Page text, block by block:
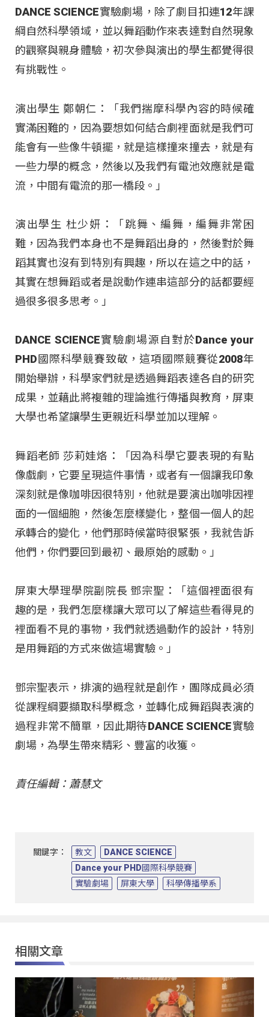
DANCE SCIENCE實驗劇場，除了劇目扣連12年課
綱自然科學領域，並以舞蹈動作來表達對自然現象
的觀察與親身體驗，初次參與演出的學生都覺得很
有挑戰性。
演出學生 鄭朝仁：「我們揣摩科學內容的時候確
實滿困難的，因為要想如何結合劇裡面就是我們可
能會有一些像牛頓擺，就是這樣撞來撞去，就是有
一些力學的概念，然後以及我們有電池效應就是電
流，中間有電流的那一橋段。」
演出學生 杜少妍：「跳舞、編舞，編舞非常困
難，因為我們本身也不是舞蹈出身的，然後對於舞
蹈其實也沒有到特別有興趣，所以在這之中的話，
其實在想舞蹈或者是說動作連串這部分的話都要經
過很多很多思考。」
DANCE SCIENCE實驗劇場源自對於Dance your
PHD國際科學競賽致敬，這項國際競賽從2008年
開始舉辦，科學家們就是透過舞蹈表達各自的研究
成果，並藉此將複雜的理論進行傳播與教育，屏東
大學也希望讓學生更親近科學並加以理解。
舞蹈老師 莎莉娃烙：「因為科學它要表現的有點
像戲劇，它要呈現這件事情，或者有一個讓我印象
深刻就是像咖啡因很特別，他就是要演出咖啡因裡
面的一個細胞，然後怎麼樣變化，整個一個人的起
承轉合的變化，他們那時候當時很緊張，我就告訴
他們，你們要回到最初、最原始的感動。」
屏東大學理學院副院長 鄧宗聖：「這個裡面很有
趣的是，我們怎麼樣讓大眾可以了解這些看得見的
裡面看不見的事物，我們就透過動作的設計，特別
是用舞蹈的方式來做這場實驗。」
鄧宗聖表示，排演的過程就是創作，團隊成員必須
從課程綱要擷取科學概念，並轉化成舞蹈與表演的
過程非常不簡單，因此期待DANCE SCIENCE實驗
劇場，為學生帶來精彩、豐富的收獲。
責任編輯：蕭慧文
關鍵字： 教文
DANCE SCIENCE
Dance your PHD國際科學競賽
實驗劇場
屏東大學 科學傳播學系
相關文章